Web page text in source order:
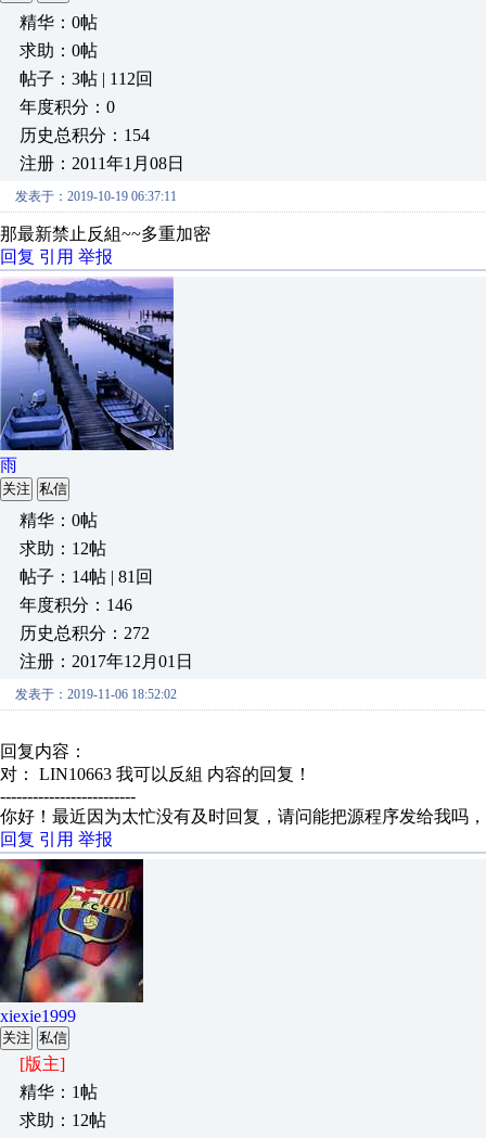
精华：0帖
求助：0帖
帖子：3帖 | 112回
年度积分：0
历史总积分：154
注册：2011年1月08日
发表于：2019-10-19 06:37:11
那最新禁止反組~~多重加密
回复 引用 举报
雨
关注 私信
精华：0帖
求助：12帖
帖子：14帖 | 81回
年度积分：146
历史总积分：272
注册：2017年12月01日
发表于：2019-11-06 18:52:02
回复内容：
对： LIN10663 我可以反組 内容的回复！
-------------------------
你好！最近因为太忙没有及时回复，请问能把源程序发给我吗
回复 引用 举报
xiexie1999
关注 私信
[版主]
精华：1帖
求助：12帖